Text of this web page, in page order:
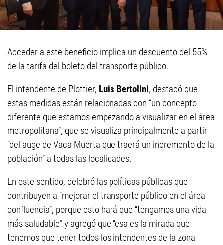
Acceder a este beneficio implica un descuento del 55%
de la tarifa del boleto del transporte público.
El intendente de Plottier, Luis Bertolini, destacó que
estas medidas están relacionadas con “un concepto
diferente que estamos empezando a visualizar en el área
metropolitana”, que se visualiza principalmente a partir
“del auge de Vaca Muerta que traerá un incremento de la
población” a todas las localidades.
En este sentido, celebró las políticas públicas que
contribuyen a “mejorar el transporte público en el área
confluencia”, porque esto hará que “tengamos una vida
más saludable” y agregó que “esa es la mirada que
tenemos que tener todos los intendentes de la zona